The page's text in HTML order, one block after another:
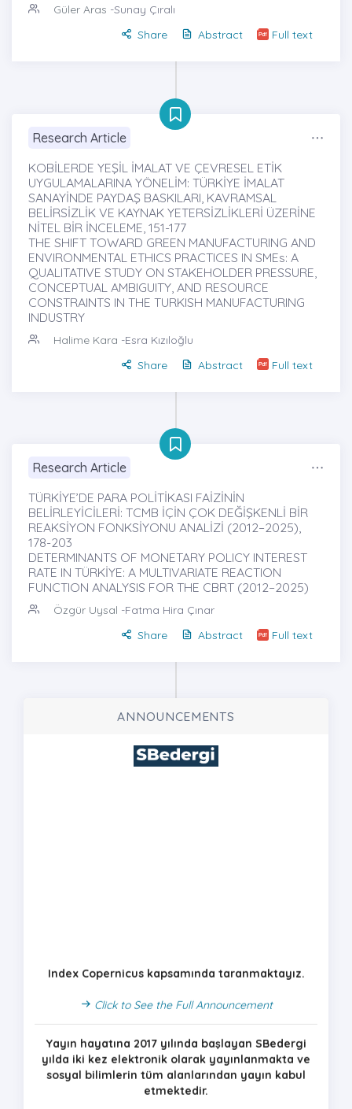
Güler Aras -Sunay Çıralı
Share
Abstract Full text
Research Article
KOBİLERDE YEŞİL İMALAT VE ÇEVRESEL ETİK
UYGULAMALARINA YÖNELİM: TÜRKİYE İMALAT
SANAYİNDE PAYDAŞ BASKILARI, KAVRAMSAL
BELİRSİZLİK VE KAYNAK YETERSİZLİKLERİ ÜZERİNE
NİTEL BİR İNCELEME, 151-177
THE SHIFT TOWARD GREEN MANUFACTURING AND
ENVIRONMENTAL ETHICS PRACTICES IN SMEs: A
QUALITATIVE STUDY ON STAKEHOLDER PRESSURE,
CONCEPTUAL AMBIGUITY, AND RESOURCE
CONSTRAINTS IN THE TURKISH MANUFACTURING
INDUSTRY
Halime Kara -Esra Kızıloğlu
Share
Abstract Full text
Research Article
TÜRKİYE’DE PARA POLİTİKASI FAİZİNİN
BELİRLEYİCİLERİ: TCMB İÇİN ÇOK DEĞİŞKENLİ BİR
REAKSİYON FONKSİYONU ANALİZİ (2012–2025),
178-203
DETERMINANTS OF MONETARY POLICY INTEREST
RATE IN TÜRKİYE: A MULTIVARIATE REACTION
FUNCTION ANALYSIS FOR THE CBRT (2012–2025)
Özgür Uysal -Fatma Hira Çınar
Share
Abstract Full text
ANNOUNCEMENTS
yılda iki kez elektronik olarak yayınlanmakta ve
sosyal bilimlerin tüm alanlarından yayın kabul
etmektedir.